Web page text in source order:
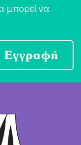
μπορεί να
Εγγραφή